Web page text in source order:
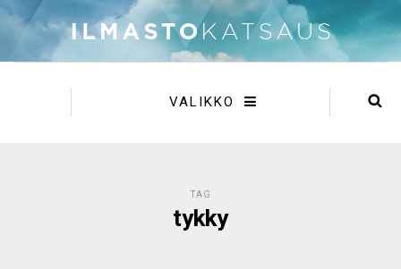
VALIKKO
TAG
tykky